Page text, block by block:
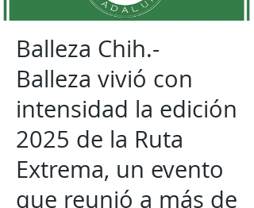
Balleza Chih.-
Balleza vivió con
intensidad la edición
2025 de la Ruta
Extrema, un evento
que reunió a más de